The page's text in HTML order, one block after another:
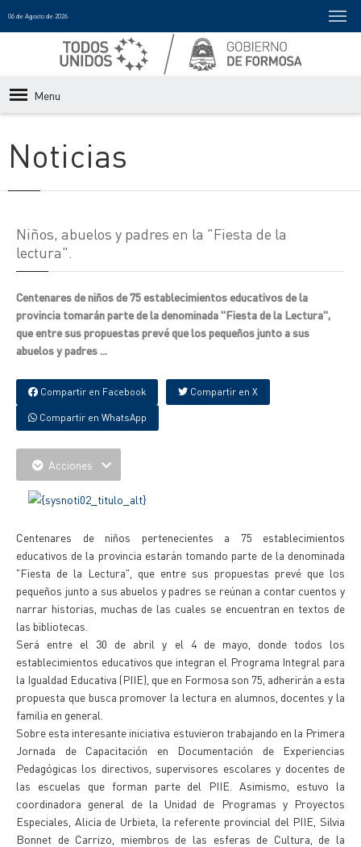
06 de Agosto de 2026
Menu
Noticias
Niños, abuelos y padres en la "Fiesta de la
lectura".
Centenares de niños de 75 establecimientos educativos de la
provincia tomarán parte de la denominada "Fiesta de la Lectura",
que entre sus propuestas prevé que los pequeños junto a sus
abuelos y padres ...
Compartir en Facebook Compartir en X
Compartir en WhatsApp
Acciones
Centenares de niños pertenecientes a 75 establecimientos
educativos de la provincia estarán tomando parte de la denominada
"Fiesta de la Lectura", que entre sus propuestas prevé que los
pequeños junto a sus abuelos y padres se reúnan a contar cuentos y
narrar historias, muchas de las cuales se encuentran en textos de
las bibliotecas.
Será entre el 30 de abril y el 4 de mayo, donde todos los
establecimientos educativos que integran el Programa Integral para
la Igualdad Educativa (PIIE), que en Formosa son 75, adherirán a esta
propuesta que busca promover la lectura en alumnos, docentes y la
familia en general.
Sobre esta interesante iniciativa estuvieron trabajando en la Primera
Jornada de Capacitación en Documentación de Experiencias
Pedagógicas los directivos, supervisores escolares y docentes de
las escuelas que forman parte del PIIE. Asimismo, estuvo la
coordinadora general de la Unidad de Programas y Proyectos
Especiales, Alicia de Urbieta, la referente provincial del PIIE, Silvia
Bonnet de Carrizo, miembros de las esferas de Cultura, de la